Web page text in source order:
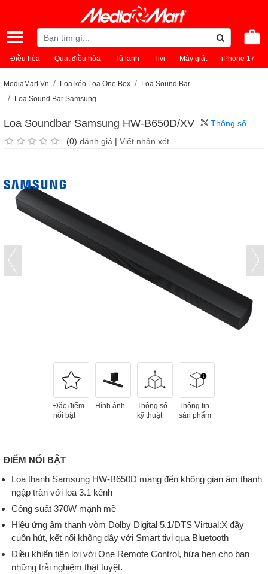
Điều hòa Quạt điều hòa Tủ lạnh Tivi Máy giặt iPhone 17
MediaMart.Vn Loa kéo Loa One Box
Loa Sound Bar
Loa Sound Bar Samsung
Loa Soundbar Samsung HW-B650D/XV
(0) đánh giá | Viết nhận xét
Thông số
Đặc điểm
nổi bật
Hình ảnh
Thông số
kỹ thuật
Thông tin
sản phẩm
ĐIỂM NỔI BẬT
Loa thanh Samsung HW-B650D mang đến không gian âm thanh
ngập tràn với loa 3.1 kênh
Công suất 370W mạnh mẽ
Hiệu ứng âm thanh vòm Dolby Digital 5.1/DTS Virtual:X đầy
cuốn hút, kết nối không dây với Smart tivi qua Bluetooth
Điều khiển tiện lợi với One Remote Control, hứa hẹn cho bạn
những trải nghiệm thật tuyệt.